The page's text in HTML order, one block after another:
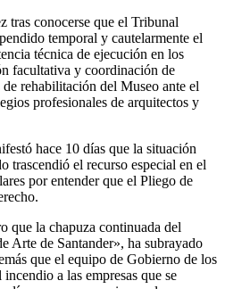
tras conocerse que el Tribunal
temporal y cautelarmente el
técnica de ejecución en los
facultativa y coordinación de
rehabilitación del Museo ante el
profesionales de arquitectos y
hace 10 días que la situación
trascendió el recurso especial en el
por entender que el Pliego de
que la chapuza continuada del
Arte de Santander», ha subrayado
que el equipo de Gobierno de los
a las empresas que se